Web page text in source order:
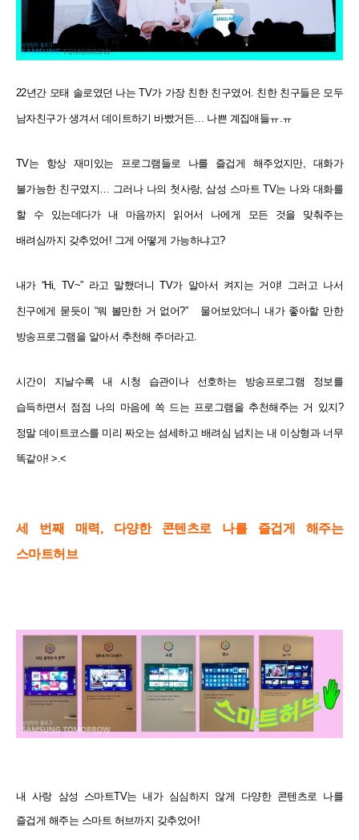
22년간 모태 솔로였던 나는 TV가 가장 친한 친구였어. 친한 친구들은 모두
남자친구가 생겨서 데이트하기 바빴거든… 나쁜 계집애들ㅠ.ㅠ
TV는 항상 재미있는 프로그램들로 나를 즐겁게 해주었지만, 대화가
불가능한 친구였지… 그러나 나의 첫사랑,삼성 스마트 TV는 나와 대화를
할 수 있는데다가 내 마음까지 읽어서 나에게 모든 것을 맞춰주는
배려심까지 갖추었어! 그게 어떻게 가능하냐고?
내가 “Hi, TV~” 라고 말했더니 TV가 알아서 켜지는 거야! 그러고 나서
친구에게 묻듯이 “뭐 볼만한 거 없어?” 물어보았더니 내가 좋아할 만한
방송프로그램을 알아서 추천해 주더라고.
시간이 지날수록 내 시청 습관이나 선호하는 방송프로그램 정보를
습득하면서 점점 나의 마음에 쏙 드는 프로그램을 추천해주는 거 있지?
정말 데이트코스를 미리 짜오는 섬세하고 배려심 넘치는 내 이상형과 너무
똑같아! >.<
세 번째 매력, 다양한 콘텐츠로 나를 즐겁게 해주는
스마트허브
내 사랑 삼성 스마트TV는 내가 심심하지 않게 다양한 콘텐츠로 나를
즐겁게 해주는 스마트 허브까지 갖추었어!